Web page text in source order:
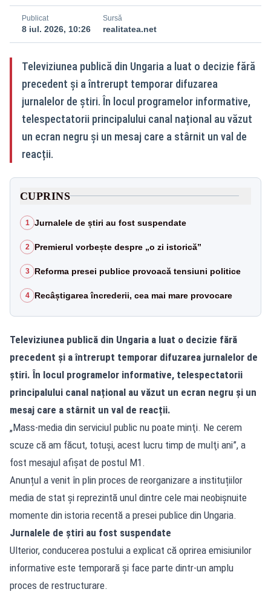
Publicat
8 iul. 2026, 10:26
Sursă
realitatea.net
Televiziunea publică din Ungaria a luat o decizie fără
precedent și a întrerupt temporar difuzarea
jurnalelor de știri. În locul programelor informative,
telespectatorii principalului canal național au văzut
un ecran negru și un mesaj care a stârnit un val de
reacții.
CUPRINS
1 Jurnalele de știri au fost suspendate
2 Premierul vorbește despre „o zi istorică”
3 Reforma presei publice provoacă tensiuni politice
4 Recâștigarea încrederii, cea mai mare provocare
Televiziunea publică din Ungaria a luat o decizie fără
precedent și a întrerupt temporar difuzarea jurnalelor de
știri. În locul programelor informative, telespectatorii
principalului canal național au văzut un ecran negru și un
mesaj care a stârnit un val de reacții.
„Mass-media din serviciul public nu poate minţi. Ne cerem
scuze că am făcut, totuşi, acest lucru timp de mulţi ani”, a
fost mesajul afișat de postul M1.
Anunțul a venit în plin proces de reorganizare a instituțiilor
media de stat și reprezintă unul dintre cele mai neobișnuite
momente din istoria recentă a presei publice din Ungaria.
Jurnalele de știri au fost suspendate
Ulterior, conducerea postului a explicat că oprirea emisiunilor
informative este temporară și face parte dintr-un amplu
proces de restructurare.